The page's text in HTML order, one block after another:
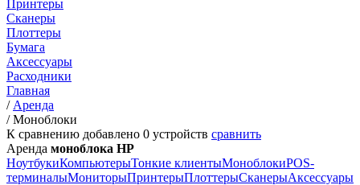
Принтеры
Сканеры
Плоттеры
Бумага
Аксессуары
Расходники
Главная
/ Аренда
/Моноблоки
К сравнению добавлено 0 устройств сравнить
Аренда моноблока HP
НоутбукиКомпьютерыТонкие клиентыМоноблокиPOS-
терминалыМониторыПринтерыПлоттерыСканерыАксессуары